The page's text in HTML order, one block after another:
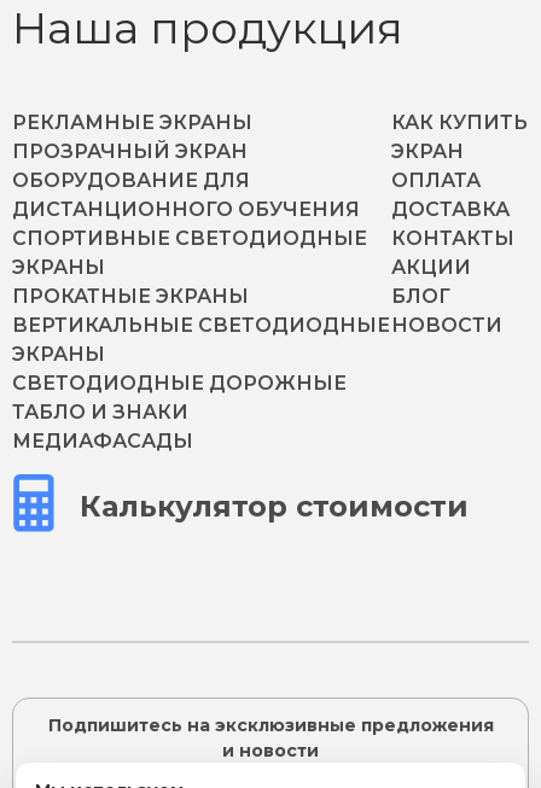
Наша продукция
РЕКЛАМНЫЕ ЭКРАНЫ
ПРОЗРАЧНЫЙ ЭКРАН
ОБОРУДОВАНИЕ ДЛЯ
ДИСТАНЦИОННОГО ОБУЧЕНИЯ
СПОРТИВНЫЕ СВЕТОДИОДНЫЕ
ЭКРАНЫ
ПРОКАТНЫЕ ЭКРАНЫ
ВЕРТИКАЛЬНЫЕ СВЕТОДИОДНЫЕ
ЭКРАНЫ
СВЕТОДИОДНЫЕ ДОРОЖНЫЕ
ТАБЛО И ЗНАКИ
МЕДИАФАСАДЫ
КАК КУПИТЬ
ЭКРАН
ОПЛАТА
ДОСТАВКА
КОНТАКТЫ
АКЦИИ
БЛОГ
НОВОСТИ
Калькулятор стоимости
Подпишитесь на эксклюзивные предложения
и новости